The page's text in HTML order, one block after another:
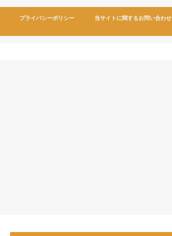
プライバシーポリシー 当サイトに関するお問い合わせ